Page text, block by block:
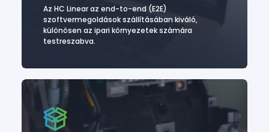
Az HC Linear az end-to-end (E2E)
szoftvermegoldások szállításában kiváló,
különösen az ipari környezetek számára
testreszabva.